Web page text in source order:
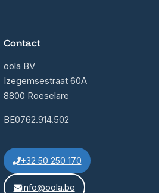
Contact
oola BV
Izegemsestraat 60A
8800 Roeselare
BE0762.914.502
+32 50 250 170
info@oola.be